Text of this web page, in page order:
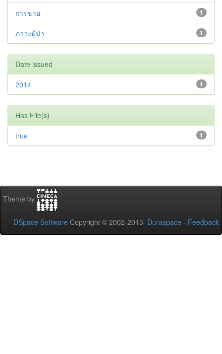
1
การขาย
1
ภาวะผู้นำ
Date issued
1
2014
Has File(s)
1
true
Theme by
DSpace Software Copyright © 2002-2013 Duraspace - Feedback